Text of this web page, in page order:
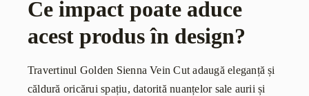
Ce impact poate aduce
acest produs în design?
Travertinul Golden Sienna Vein Cut adaugă eleganță și
căldură oricărui spațiu, datorită nuanțelor sale aurii și